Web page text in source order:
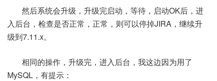
然后系统会升级，升级完启动，等待，启动OK后，进
入后台，检查是否正常，正常，则可以停掉JIRA，继续升
级到7.11.x。
相同的操作，升级完，进入后台，我这边因为用了
MySQL，有提示：